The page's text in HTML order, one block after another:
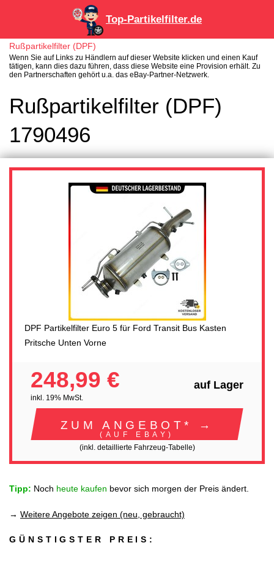
Top-Partikelfilter.de
Rußpartikelfilter (DPF)
Wenn Sie auf Links zu Händlern auf dieser Website klicken und einen Kauf
tätigen, kann dies dazu führen, dass diese Website eine Provision erhält. Zu
den Partnerschaften gehört u.a. das eBay-Partner-Netzwerk.
Rußpartikelfilter (DPF)
1790496
DPF Partikelfilter Euro 5 für Ford Transit Bus Kasten
Pritsche Unten Vorne
248,99 €
inkl. 19% MwSt.
auf Lager
ZUM ANGEBOT* →
(AUF EBAY)
(inkl. detaillierte Fahrzeug-Tabelle)
Tipp: Noch heute kaufen bevor sich morgen der Preis ändert.
→ Weitere Angebote zeigen (neu, gebraucht)
GÜNSTIGSTER PREIS: